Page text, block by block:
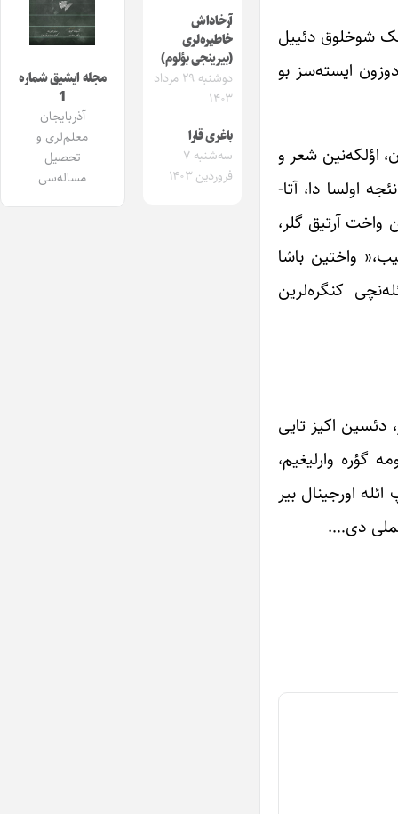
شوخلوق دئییل
ایسته‌سز بو
اؤلکه‌نین شعر و
اولسا دا، آتا-
آرتیق گلر،
واختین باشا
کنگره‌لرین
دئسین اکیز تایی
گؤره وارلیغیم،
اورجینال بیر
دی….
آرخاداش
خاطیره‌لری
(بیرینجی بؤلوم)
دوشنبه ۲۹ مرداد
۱۴۰۳
باغری قارا
سه‌شنبه ۷
فروردین ۱۴۰۳
مجله ایشیق شماره
1
آذربایجان
معلم‌لری و
تحصیل
مساله‌سی